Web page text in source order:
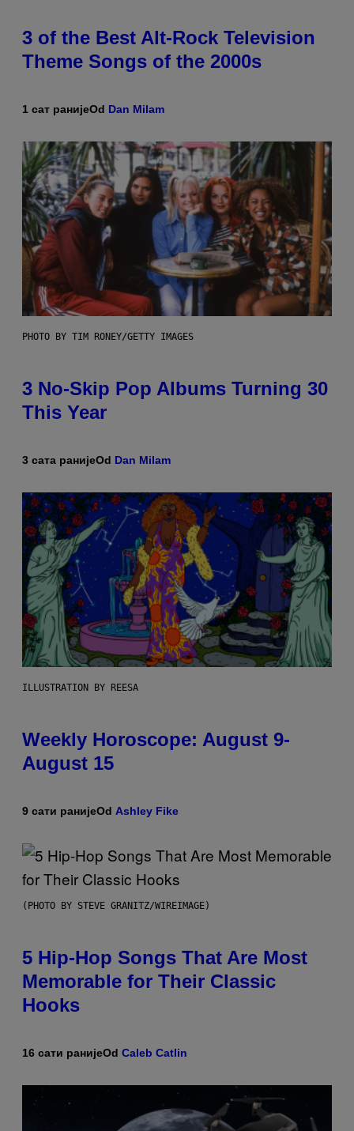
3 of the Best Alt-Rock Television
Theme Songs of the 2000s
1 сат ранијеOd Dan Milam
PHOTO BY TIM RONEY/GETTY IMAGES
3 No-Skip Pop Albums Turning 30
This Year
3 сата ранијеOd Dan Milam
ILLUSTRATION BY REESA
Weekly Horoscope: August 9-
August 15
9 сати ранијеOd Ashley Fike
(PHOTO BY STEVE GRANITZ/WIREIMAGE)
5 Hip-Hop Songs That Are Most
Memorable for Their Classic
Hooks
16 сати ранијеOd Caleb Catlin